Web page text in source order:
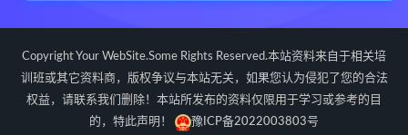
辰南择吉日下载 辰南择吉日网盘
辰南择吉日 九宫八卦指针下载
九宫八卦指针网盘 九宫八卦指针
世道天机预测学下载
Copyright Your WebSite.Some Rights Reserved.本站资料来自于相关培
训班或其它资料商，版权争议与本站无关，如果您认为侵犯了您的合法
权益，请联系我们删除！本站所发布的资料仅限用于学习或参考的目
的，特此声明！
豫ICP备2022003803号